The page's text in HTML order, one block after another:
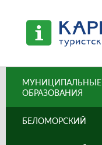
МУНИЦИПАЛЬНЫЕ
ОБРАЗОВАНИЯ
БЕЛОМОРСКИЙ